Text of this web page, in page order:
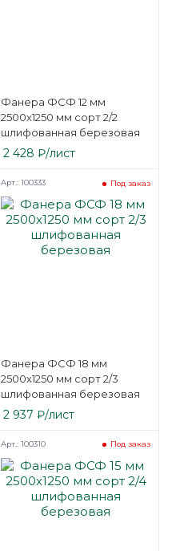
Фанера ФСФ 12 мм
2500х1250 мм сорт 2/2
шлифованная березовая
2 428 ₽/лист
Фанера ФСФ 18 мм
2500х1250 мм сорт 2/3
шлифованная березовая
Под заказ
Арт.: 100333
2 937 ₽/лист
Под заказ
Арт.: 100310